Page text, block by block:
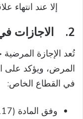
إلا عند انتهاء
2. الاجازات
تُعد الإجازة
المرض، ويؤكد على
في القطاع الخاص: